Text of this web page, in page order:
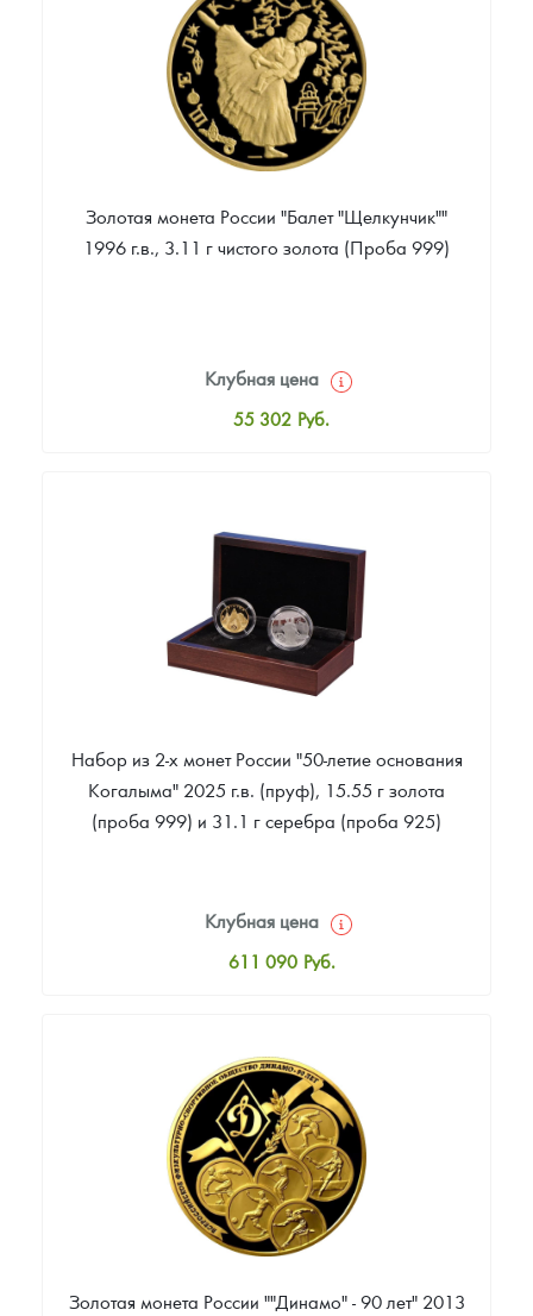
Звоните
Золотая монета России "Балет "Щелкунчик""
1996 г.в., 3.11 г чистого золота (Проба 999)
Клубная цена
55 302 Руб.
Звоните
Набор из 2-х монет России "50-летие основания
Когалыма" 2025 г.в. (пруф), 15.55 г золота
(проба 999) и 31.1 г серебра (проба 925)
Клубная цена
611 090 Руб.
Цена выкупа
Звоните
Золотая монета России ""Динамо" - 90 лет" 2013